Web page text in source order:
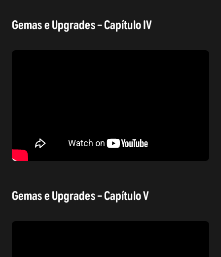
Gemas e Upgrades – Capítulo IV
Gemas e Upgrades – Capítulo V